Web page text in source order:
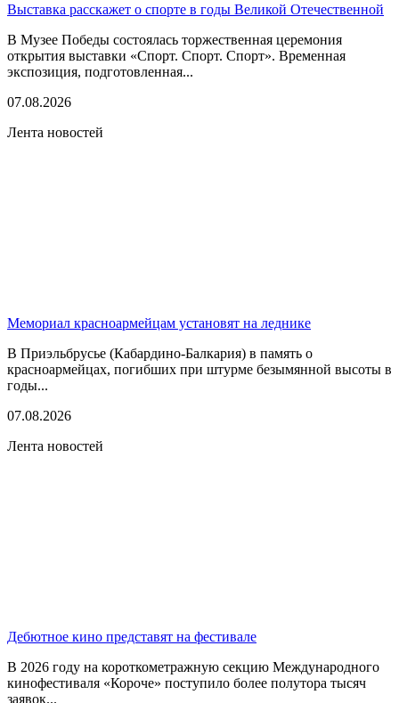
Выставка расскажет о спорте в годы Великой Отечественной
В Музее Победы состоялась торжественная церемония
открытия выставки «Спорт. Спорт. Спорт». Временная
экспозиция, подготовленная...
07.08.2026
Лента новостей
Мемориал красноармейцам установят на леднике
В Приэльбрусье (Кабардино-Балкария) в память о
красноармейцах, погибших при штурме безымянной высоты в
годы...
07.08.2026
Лента новостей
Дебютное кино представят на фестивале
В 2026 году на короткометражную секцию Международного
кинофестиваля «Короче» поступило более полутора тысяч
заявок...